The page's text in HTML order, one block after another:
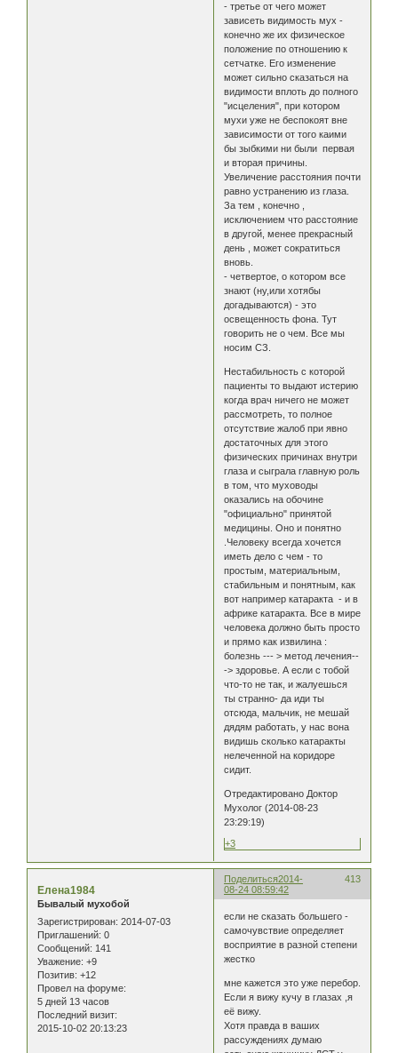
- третье от чего может
зависеть видимость мух -
конечно же их физическое
положение по отношению к
сетчатке. Его изменение
может сильно сказаться на
видимости вплоть до полного
"исцеления", при котором
мухи уже не беспокоят вне
зависимости от того каими
бы зыбкими ни были первая
и вторая причины.
Увеличение расстояния почти
равно устранению из глаза.
За тем , конечно ,
исключением что расстояние
в другой, менее прекрасный
день , может сократиться
вновь.
- четвертое, о котором все
знают (ну,или хотябы
догадываются) - это
освещенность фона. Тут
говорить не о чем. Все мы
носим СЗ.
Нестабильность с которой
пациенты то выдают истерию
когда врач ничего не может
рассмотреть, то полное
отсутствие жалоб при явно
достаточных для этого
физических причинах внутри
глаза и сыграла главную роль
в том, что муховоды
оказались на обочине
"официально" принятой
медицины. Оно и понятно
.Человеку всегда хочется
иметь дело с чем - то
простым, материальным,
стабильным и понятным, как
вот например катаракта - и в
африке катаракта. Все в мире
человека должно быть просто
и прямо как извилина :
болезнь --- > метод лечения--
-> здоровье. А если с тобой
что-то не так, и жалуешься
ты странно- да иди ты
отсюда, мальчик, не мешай
дядям работать, у нас вона
видишь сколько катаракты
нелеченной на коридоре
сидит.
Отредактировано Доктор
Мухолог (2014-08-23
23:29:19)
+3
Поделиться 413
2014-
08-24 08:59:42
Елена1984
Бывалый мухобой
Зарегистрирован: 2014-07-03
Приглашений: 0
Сообщений: 141
Уважение: +9
Позитив: +12
Провел на форуме:
5 дней 13 часов
Последний визит:
2015-10-02 20:13:23
если не сказать большего -
самочувствие определяет
восприятие в разной степени
жестко
мне кажется это уже перебор.
Если я вижу кучу в глазах ,я
её вижу.
Хотя правда в ваших
рассуждениях думаю